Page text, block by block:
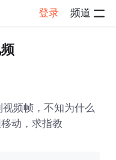
登录 频道
情
频帧，不知为什么
动，求指教